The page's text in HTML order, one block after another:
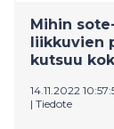
Mihin
liikkuvien
kutsuu
14.11.2022
| Tiedote